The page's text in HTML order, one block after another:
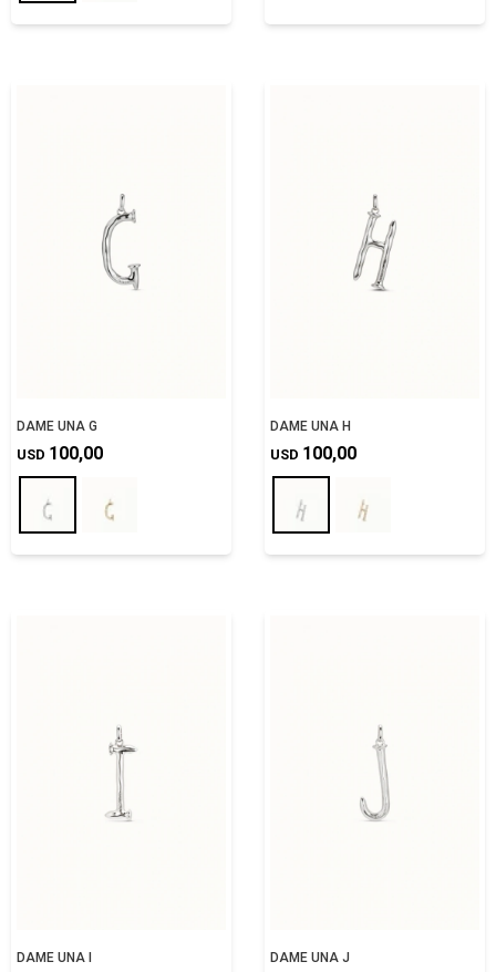
DAME UNA G
USD 100,00
DAME UNA H
USD 100,00
DAME UNA I DAME UNA J